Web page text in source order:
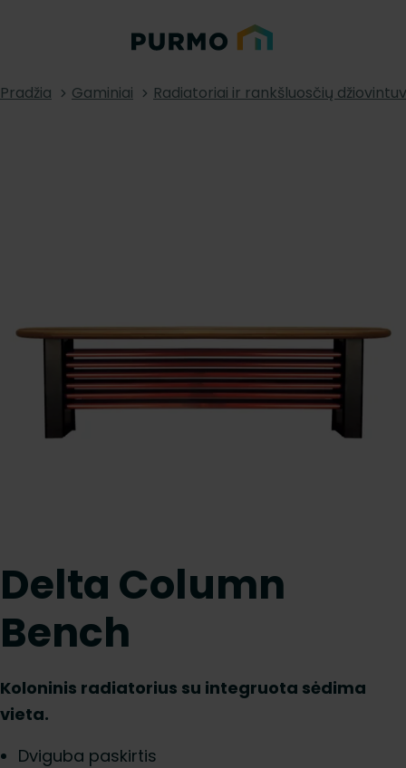
Pradžia Gaminiai Radiatoriai ir rankšluosčių
Delta Column
Bench
Koloninis radiatorius su integruota sėdima
vieta.
Dviguba paskirtis